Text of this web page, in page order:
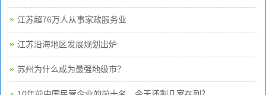
江苏超76万人从事家政服务业
江苏沿海地区发展规划出炉
苏州为什么成为最强地级市？